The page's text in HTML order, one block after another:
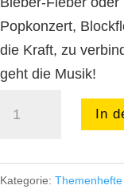
Popkonzert,
die Kraft, zu
geht die Musik!
Spass!
In
Kategorie: Themenhefte